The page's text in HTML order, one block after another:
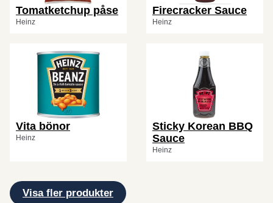
Tomatketchup påse
Heinz
Firecracker Sauce
Heinz
Vita bönor
Heinz
Sticky Korean BBQ
Sauce
Heinz
Visa fler produkter